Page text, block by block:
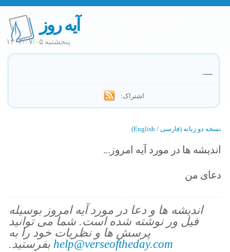
آیه روز
پنجشنبه ۱۴۰۳/۰۷/۰۵
—
اشتراک:
نسخه دو زبانه (فارسی / English)
اندیشه ها در مورد آیه امروز...
دعای من
اندیشه ها و دعا در مورد آیه امروز بوسیله
فیل ور نوشته شده است. شما می توانید
پرسش ها و نظریات خود را به
help@verseoftheday.com بفرستید.